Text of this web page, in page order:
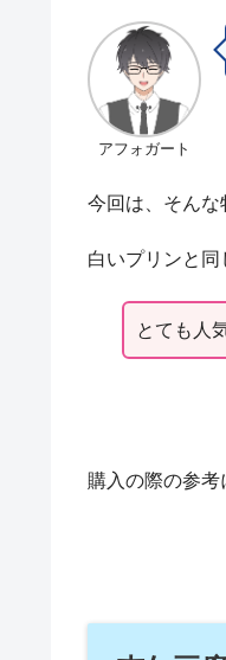
アフォガート
今回は、そんな
白いプリンと
とても人
購入の際の参考